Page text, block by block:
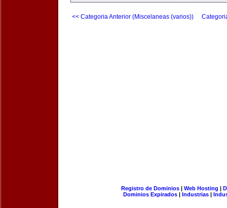
<< Categoria Anterior (Miscelaneas (varios))
Registro de Dominios| Web Hosting |
Dominios Expirados | Industrias |